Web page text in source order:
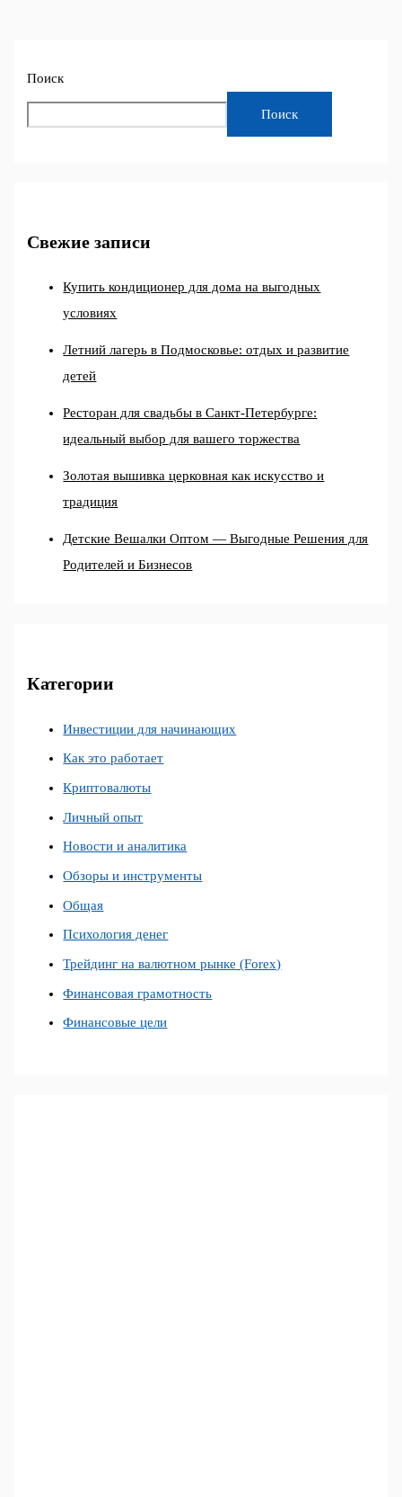
Поиск
Поиск
Свежие записи
Купить кондиционер для дома на выгодных
условиях
Летний лагерь в Подмосковье: отдых и развитие
детей
Ресторан для свадьбы в Санкт-Петербурге:
идеальный выбор для вашего торжества
Золотая вышивка церковная как искусство и
традиция
Детские Вешалки Оптом — Выгодные Решения для
Родителей и Бизнесов
Категории
Инвестиции для начинающих
Как это работает
Криптовалюты
Личный опыт
Новости и аналитика
Обзоры и инструменты
Общая
Психология денег
Трейдинг на валютном рынке (Forex)
Финансовая грамотность
Финансовые цели